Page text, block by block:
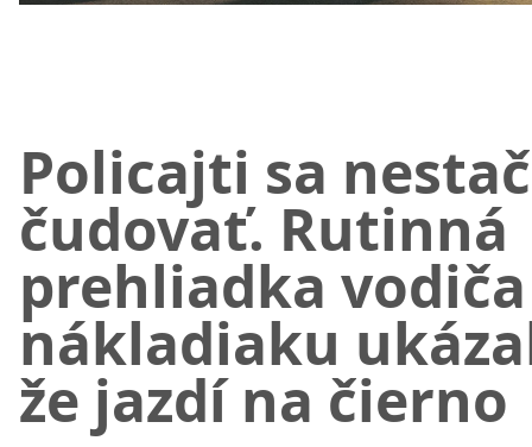
Policajti sa
čudovať. Rutinná
prehliadka vodiča
nákladiaku
že jazdí na čierno